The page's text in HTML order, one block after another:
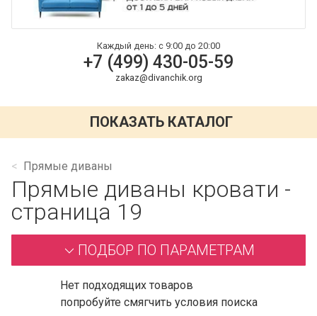
Каждый день: с 9:00 до 20:00
+7 (499) 430-05-59
zakaz@divanchik.org
ПОКАЗАТЬ КАТАЛОГ
Прямые диваны
Прямые диваны кровати -
страница 19
ПОДБОР ПО ПАРАМЕТРАМ
Нет подходящих товаров
попробуйте смягчить условия поиска